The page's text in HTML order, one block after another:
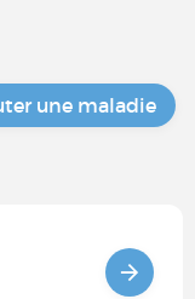
une maladie